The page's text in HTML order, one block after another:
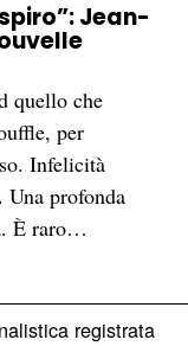
Jean-
quello che
per
Infelicità
profonda
È raro…
registrata